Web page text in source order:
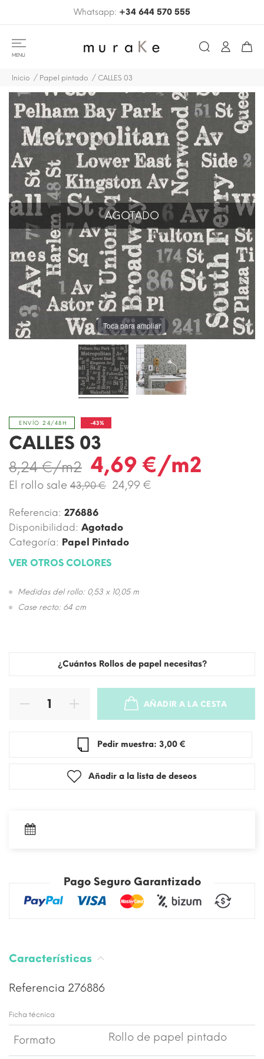
Whatsapp: +34 644 570 555
MENU
Inicio Papel pintado CALLES 03
Toca para ampliar
AGOTADO
ENVÍO 24/48H -43%
CALLES 03
8,24 €/m2 4,69 €/m2
El rollo sale 43,90 € 24,99 €
Referencia: 276886
Disponibilidad: Agotado
Categoría: Papel Pintado
VER OTROS COLORES
Medidas del rollo: 0,53 x 10,05 m
Case recto: 64 cm
¿Cuántos Rollos de papel necesitas?
AÑADIR A LA CESTA
Pedir muestra: 3,00 €
Añadir a la lista de deseos
Pago Seguro Garantizado
Características
Referencia 276886
Ficha técnica
Formato Rollo de papel pintado